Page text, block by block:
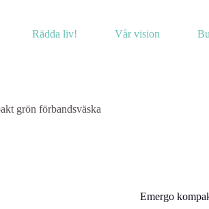
Rädda liv! Vår vision
grön förbandsväska
Emergo